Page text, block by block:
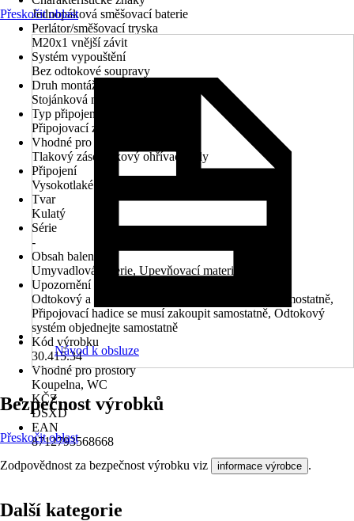
Jednopáková směšovací baterie
Perlátor/směšovací tryska
M20x1 vnější závit
Systém vypouštění
Bez odtokové soupravy
Druh montáže
Stojánková montáž
Typ připojení
Připojovací závit 1/2"
Vhodné pro
Tlakový zásobníkový ohřívač vody
Připojení
Vysokotlaké - tlakové, Nízkotlaké - beztlakové
Tvar
Kulatý
Série
-
Obsah balení
Umyvadlová baterie, Upevňovací materiál
Upozornění
Odtokový a přepadový systém je nutné objednat samostatně,
Připojovací hadice se musí zakoupit samostatně, Odtokový
systém objednejte samostatně
Kód výrobku
30.415.34
Vhodné pro prostory
Koupelna, WC
KČZ
DSXD
EAN
8712793568668
Přeskočit oblast
Návod k obsluze
Bezpečnost výrobků
Přeskočit oblast
Zodpovědnost za bezpečnost výrobku viz informace výrobce .
Další kategorie